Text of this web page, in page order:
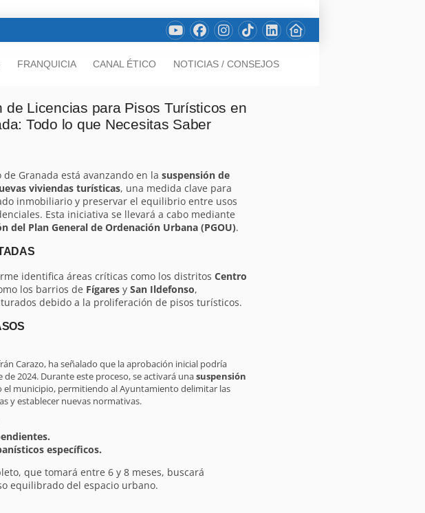
FRANQUICIA CANAL ÉTICO NOTICIAS / CONSEJOS
de Licencias para Pisos Turísticos en
Todo lo que Necesitas Saber
de Granada está avanzando en lasuspensión de
viviendas turísticas, una medida clave para
inmobiliario y preservar el equilibrio entre usos
Esta iniciativa se llevará a cabo mediante
del Plan General de Ordenación Urbana (PGOU).
identifica áreas críticas como los distritosCentro
los barrios de Fígares ySan Ildefonso,
debido a la proliferación de pisos turísticos.
Carazo, ha señalado que la aprobación inicial podría
de 2024. Durante este proceso, se activará unasuspensión
el municipio, permitiendo al Ayuntamiento delimitar las
y establecer nuevas normativas.
específicos.
que tomará entre 6 y 8 meses, buscará
equilibrado del espacio urbano.